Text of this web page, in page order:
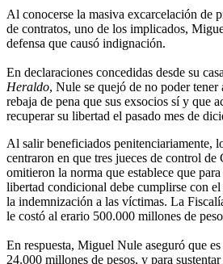
Al conocerse la masiva excarcelación de
de contratos, uno de los implicados,
defensa que causó indignación.
En declaraciones concedidas desde su
Heraldo, Nule se quejó de no poder tener
rebaja de pena que sus exsocios sí y que
recuperar su libertad el pasado mes de
Al salir beneficiados penitenciariamente,
centraron en que tres jueces de control
omitieron la norma que establece que
libertad condicional debe cumplirse con
la indemnización a las víctimas. La
le costó al erario 500.000 millones de
En respuesta, Miguel Nule aseguró que
24.000 millones de pesos, y para